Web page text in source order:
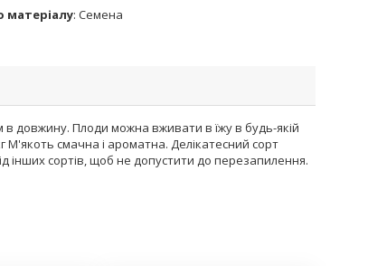
матеріалу: Семена
м в довжину. Плоди можна вживати в їжу в будь-якій
М'якоть смачна і ароматна. Делікатесний сорт
інших сортів, щоб не допустити до перезапилення.